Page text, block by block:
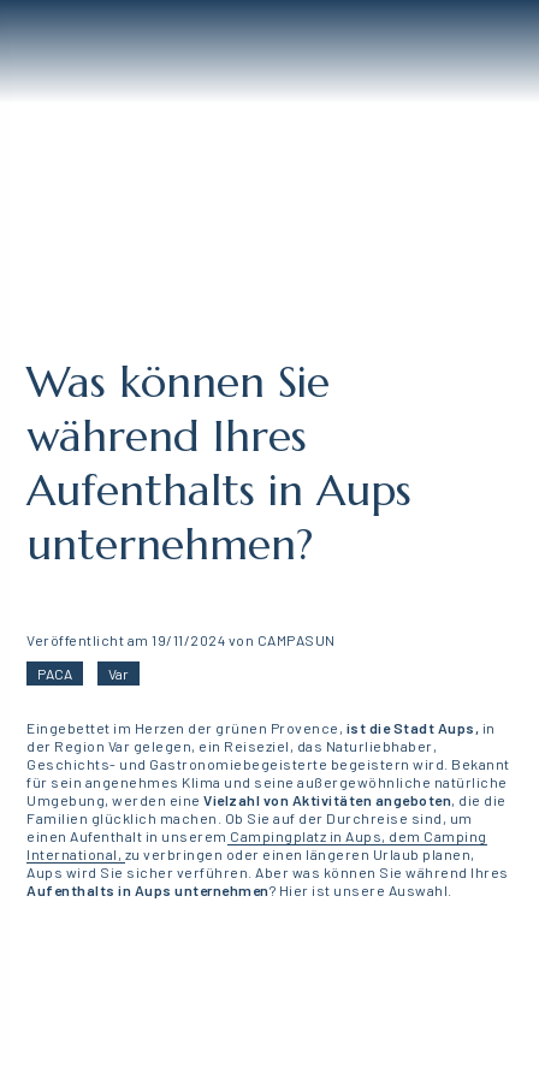
Was können Sie
während Ihres
Aufenthalts in Aups
unternehmen?
Veröffentlicht am 19/11/2024 von CAMPASUN
PACA
Var
Eingebettet im Herzen der grünen Provence, ist die Stadt Aups, in
der Region Var gelegen, ein Reiseziel, das Naturliebhaber,
Geschichts- und Gastronomiebegeisterte begeistern wird. Bekannt
für sein angenehmes Klima und seine außergewöhnliche natürliche
Umgebung, werden eine Vielzahl von Aktivitäten angeboten, die die
Familien glücklich machen. Ob Sie auf der Durchreise sind, um
einen Aufenthalt in unserem Campingplatz in Aups, dem Camping
International, zu verbringen oder einen längeren Urlaub planen,
Aups wird Sie sicher verführen. Aber was können Sie während Ihres
Aufenthalts in Aups unternehmen? Hier ist unsere Auswahl.